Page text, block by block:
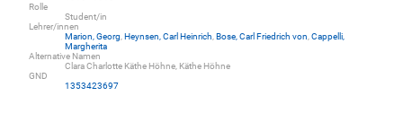
Rolle
Student/in
Lehrer/innen
Marion, Georg Heynsen, Carl Heinrich Bose, Carl Friedrich von Cappelli,
Margherita
Alternative Namen
Clara Charlotte Käthe Höhne, Käthe Höhne
GND
1353423697